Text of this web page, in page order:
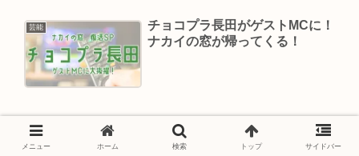
芸能
チョコプラ長田がゲストMCに！
ナカイの窓が帰ってくる！
芸能
Alchemised/Manacledは日本語
訳で読めるの？【ハリーポッタ
メニュー ホーム 検索 トップ サイドバー